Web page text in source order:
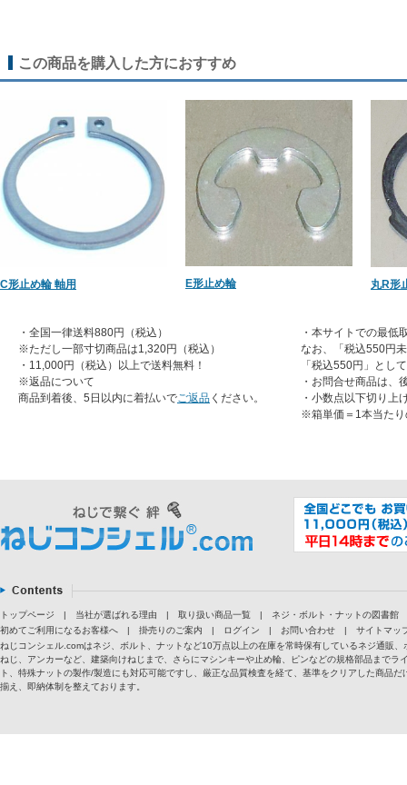
この商品を購入した方におすすめ
C形止め輪 軸用 E形止め輪 丸R形
・全国一律送料880円（税込）
※ただし一部寸切商品は1,320円（税込）
・11,000円（税込）以上で送料無料！
※返品について
商品到着後、5日以内に着払いでご返品 ください。
・本サイトでの最低
なお、「税込550円
「税込550円」とし
・お問合せ商品は、
・小数点以下切り上
※箱単価＝1本当たり
トップページ | 当社が選ばれる理由 | 取り扱い商品一覧 |
ネジ・ボルト・ナットの図書館
初めてご利用になるお客様へ
| 掛売りのご案内 | ログイン | お問い合わせ |
サイトマッ
ねじコンシェル.comはネジ、ボルト、ナットなど10万点以上の在庫を常時保有しているネジ通販
ねじ、アンカーなど、建築向けねじまで、さらにマシンキーや止め輪、ピンなどの規格部品まで
ト、特殊ナットの製作/製造にも対応可能ですし、厳正な品質検査を経て、基準をクリアした商品
揃え、即納体制を整えております。